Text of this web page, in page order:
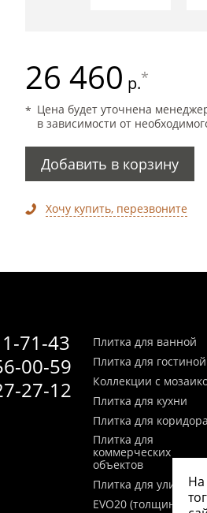
26 460 р.*
Цена будет уточнена
в зависимости от
Добавить в корзину
Хочу купить, перезвоните
71-43
00-59
27-12
Плитка для ванной
Плитка для гостиной
Коллекции с
Плитка для кухни
Плитка для коридора
Плитка для
коммерческих
объектов
Плитка для улицы
EVO20 (толщина
На